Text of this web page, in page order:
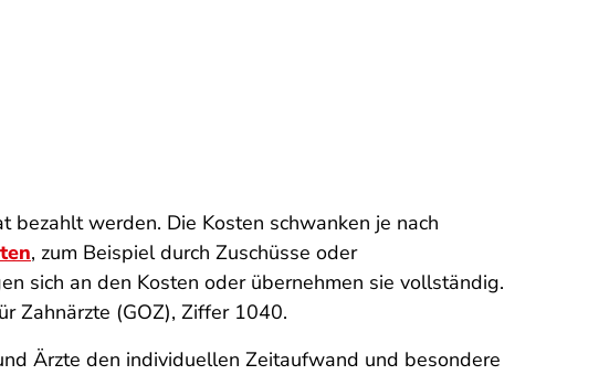
werden. Die Kosten schwanken je nach
, zum Beispiel durch Zuschüsse oder
sich an den Kosten oder übernehmen sie vollständig.
Zahnärzte (GOZ), Ziffer 1040.
Ärzte den individuellen Zeitaufwand und besondere